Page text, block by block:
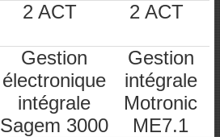
2 ACT 2 ACT
Gestion
électronique
intégrale
Sagem 3000
Gestion
intégrale
Motronic
ME7.1